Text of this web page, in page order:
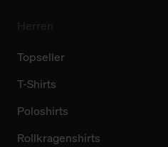
Topseller
T-Shirts
Poloshirts
Rollkragenshirts